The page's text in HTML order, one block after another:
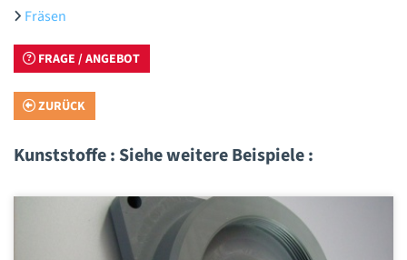
Fräsen
FRAGE / ANGEBOT
ZURÜCK
Kunststoffe : Siehe weitere Beispiele :